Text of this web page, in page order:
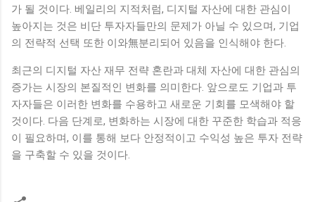
가 될 것이다. 베일리의 지적처럼, 디지털 자산에 대한 관심이
높아지는 것은 비단 투자자들만의 문제가 아닐 수 있으며, 기업
의 전략적 선택 또한 이와無분리되어 있음을 인식해야 한다.
최근의 디지털 자산 재무 전략 혼란과 대체 자산에 대한 관심의
증가는 시장의 본질적인 변화를 의미한다. 앞으로도 기업과 투
자자들은 이러한 변화를 수용하고 새로운 기회를 모색해야 할
것이다. 다음 단계로, 변화하는 시장에 대한 꾸준한 학습과 적응
이 필요하며, 이를 통해 보다 안정적이고 수익성 높은 투자 전략
을 구축할 수 있을 것이다.